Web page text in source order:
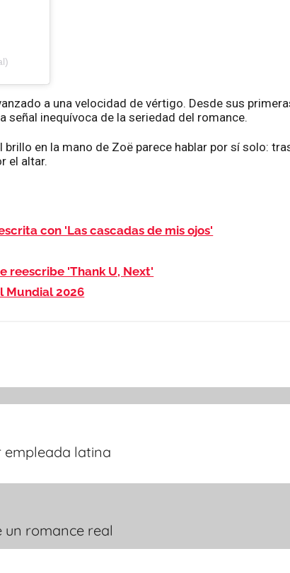
a una velocidad de vértigo. Desde sus
señal inequívoca de la seriedad del romance.
en la mano de Zoë parece hablar por sí solo:
el altar.
con 'Las cascadas de mis ojos'
reescribe 'Thank U, Next'
Mundial 2026
empleada latina
un romance real